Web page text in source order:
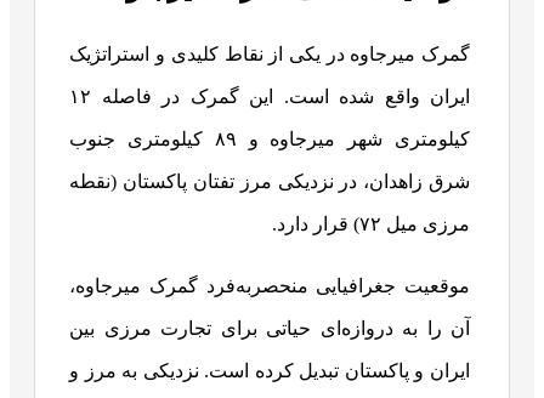
گمرک میرجاوه در یکی از نقاط کلیدی و استراتژیک
ایران واقع شده است. این گمرک در فاصله ۱۲
کیلومتری شهر میرجاوه و ۸۹ کیلومتری جنوب
شرق زاهدان، در نزدیکی مرز تفتان پاکستان (نقطه
مرزی میل ۷۲) قرار دارد.
موقعیت جغرافیایی منحصربه‌فرد گمرک میرجاوه،
آن را به دروازه‌ای حیاتی برای تجارت مرزی بین
ایران و پاکستان تبدیل کرده است. نزدیکی به مرز و